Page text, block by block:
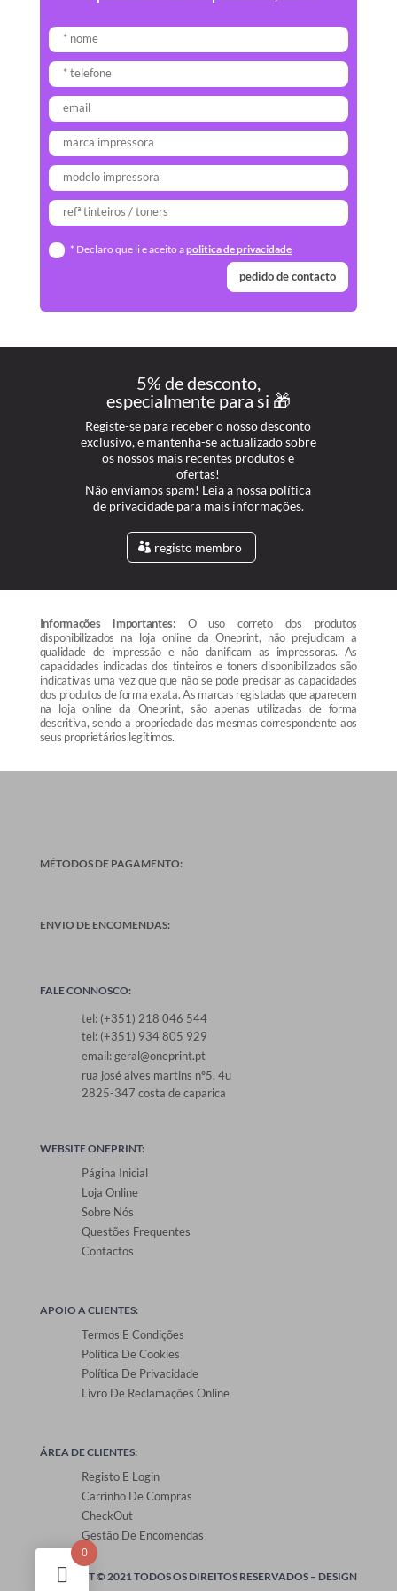
* Declaro que li e aceito apolitica de privacidade
pedido de contacto
5% de desconto,
especialmente para si 🎁
Registe-se para receber o nosso desconto
exclusivo, e mantenha-se actualizado sobre
os nossos mais recentes produtos e
ofertas!
Não enviamos spam! Leia a nossa política
de privacidade para mais informações.
registo membro
Informações importantes: O uso correto dos produtos
disponibilizados na loja online da Oneprint, não prejudicam a
qualidade de impressão e não danificam as impressoras. As
capacidades indicadas dos tinteiros e toners disponibilizados são
indicativas uma vez que que não se pode precisar as capacidades
dos produtos de forma exata. As marcas registadas que aparecem
na loja online da Oneprint, são apenas utilizadas de forma
descritiva, sendo a propriedade das mesmas correspondente aos
seus proprietários legítimos.
MÉTODOS DE PAGAMENTO:
ENVIO DE ENCOMENDAS:
FALE CONNOSCO:
tel: (+351) 218 046 544
tel: (+351) 934 805 929
email: geral@oneprint.pt
rua josé alves martins nº5, 4u
2825-347 costa de caparica
WEBSITE ONEPRINT:
Página Inicial
Loja Online
Sobre Nós
Questões Frequentes
Contactos
APOIO A CLIENTES:
Termos E Condições
Política De Cookies
Política De Privacidade
Livro De Reclamações Online
ÁREA DE CLIENTES:
Registo E Login
Carrinho De Compras
CheckOut
Gestão De Encomendas
ONEPRINT © 2021 TODOS OS DIREITOS RESERVADOS – DESIGN
0